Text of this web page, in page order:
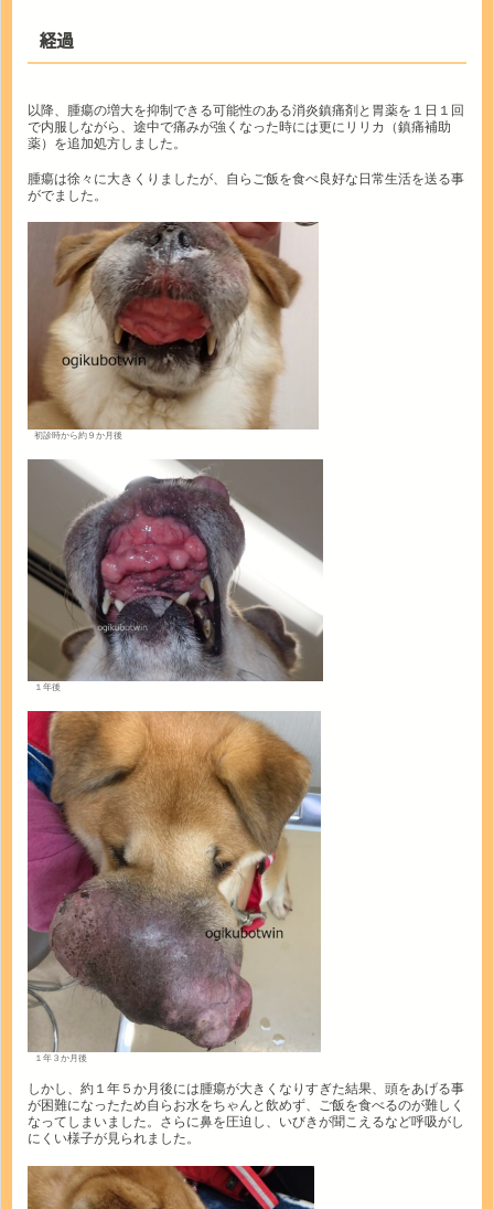
経過
以降、腫瘍の増大を抑制できる可能性のある消炎鎮痛剤と胃薬を１日１回
で内服しながら、途中で痛みが強くなった時には更にリリカ（鎮痛補助
薬）を追加処方しました。
腫瘍は徐々に大きくりましたが、自らご飯を食べ良好な日常生活を送る事
がでました。
初診時から約９か月後
１年後
１年３か月後
しかし、約１年５か月後には腫瘍が大きくなりすぎた結果、頭をあげる事
が困難になったため自らお水をちゃんと飲めず、ご飯を食べるのが難しく
なってしまいました。さらに鼻を圧迫し、いびきが聞こえるなど呼吸がし
にくい様子が見られました。